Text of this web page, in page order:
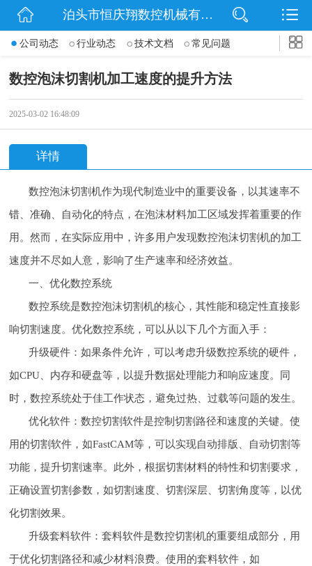
网站首页
动态
泊头市恒庆翔数控机械有限公司
公司动态 行业动态 技术文档 常见问题
数控泡沫切割机加工速度的提升方法
2025-03-02 16:48:09
详情
数控泡沫切割机作为现代制造业中的重要设备，以其速率不
错、准确、自动化的特点，在泡沫材料加工区域发挥着重要的作
用。然而，在实际应用中，许多用户发现数控泡沫切割机的加工
速度并不尽如人意，影响了生产速率和经济效益。
一、优化数控系统
数控系统是数控泡沫切割机的核心，其性能和稳定性直接影
响切割速度。优化数控系统，可以从以下几个方面入手：
升级硬件：如果条件允许，可以考虑升级数控系统的硬件，
如CPU、内存和硬盘等，以提升数据处理能力和响应速度。同
时，数控系统处于佳工作状态，避免过热、过载等问题的发生。
优化软件：数控切割软件是控制切割路径和速度的关键。使
用的切割软件，如FastCAM等，可以实现自动排版、自动切割等
功能，提升切割速率。此外，根据切割材料的特性和切割要求，
正确设置切割参数，如切割速度、切割深层、切割角度等，以优
化切割效果。
升级套料软件：套料软件是数控切割机的重要组成部分，用
于优化切割路径和减少材料浪费。使用的套料软件，如